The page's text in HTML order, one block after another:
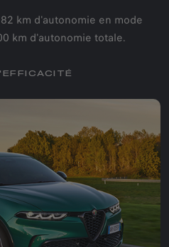
km d'autonomie en mode
km d'autonomie totale.